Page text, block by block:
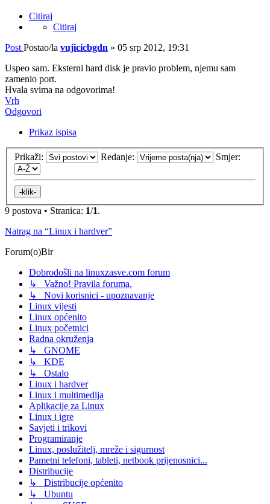
Citiraj
Citiraj
Post Postao/la vujicicbgdn » 05 srp 2012, 19:31
Uspeo sam. Eksterni hard disk je pravio problem, njemu sam
zamenio port.
Hvala svima na odgovorima!
Vrh
Odgovori
Prikaz ispisa
Prikaži: Redanje: Smjer:
9 postova • Stranica: 1/1.
Natrag na “Linux i hardver”
Forum(o)Bir
Dobrodošli na linuxzasve.com forum
↳ Važno! Pravila foruma.
↳ Novi korisnici - upoznavanje
Linux vijesti
Linux općenito
Linux početnici
Radna okruženja
↳ GNOME
↳ KDE
↳ Ostalo
Linux i hardver
Linux i multimedija
Aplikacije za Linux
Linux i igre
Savjeti i trikovi
Programiranje
Linux, poslužitelj, mreže i sigurnost
Pametni telefoni, tableti, netbook prijenosnici...
Distribucije
↳ Distribucije općenito
↳ Ubuntu